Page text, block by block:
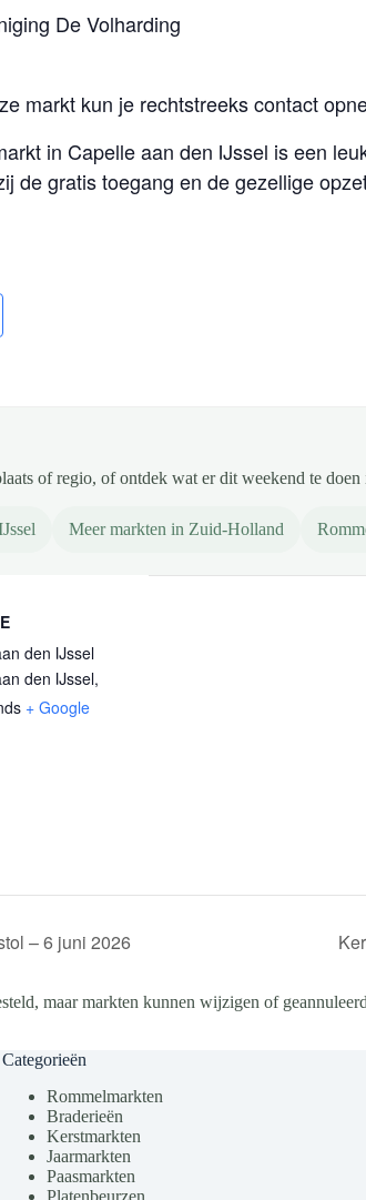
De Volharding
markt kun je rechtstreeks contact
in Capelle aan den IJssel is een
de gratis toegang en de gezellige
of regio, of ontdek wat er dit weekend te doen
Meer markten in Zuid-Holland
den IJssel
den IJssel,
+ Google
– 6 juni 2026
maar markten kunnen wijzigen of
Categorieën
Rommelmarkten
Braderieën
Kerstmarkten
Jaarmarkten
Paasmarkten
Platenbeurzen